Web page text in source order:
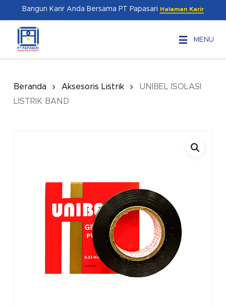
content
Bangun Karir Anda Bersama PT Papasari Halaman Karir
MENU
Beranda Aksesoris Listrik
UNIBEL ISOLASI
LISTRIK BAND
Menu